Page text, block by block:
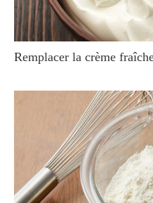
Remplacer la crème